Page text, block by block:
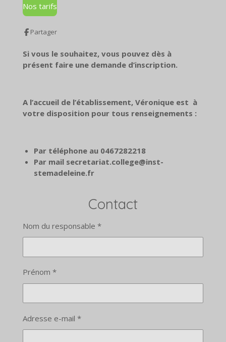
Nos tarifs
Partager
Si vous le souhaitez, vous pouvez dès à
présent faire une demande d’inscription.
A l’accueil de l’établissement, Véronique est à
votre disposition pour tous renseignements :
Par téléphone au 0467282218
Par mail secretariat.college@inst-
stemadeleine.fr
Contact
Nom du responsable *
Prénom *
Adresse e-mail *